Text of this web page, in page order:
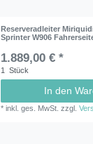
Reserveradleiter
Sprinter W906
1.889,00 € *
1 Stück
In den
*inkl. ges. MwSt. zzgl.